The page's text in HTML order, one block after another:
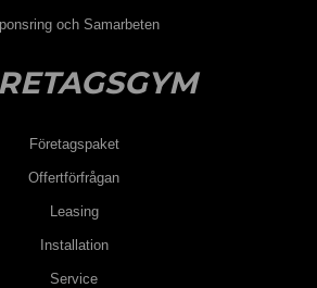
och Samarbeten
Företagspaket
Offertförfrågan
Leasing
Installation
Service